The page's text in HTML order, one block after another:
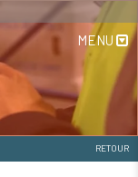
MENU
RETOUR